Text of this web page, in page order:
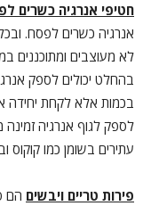
חטיפי אנרגיה כשרים
אנרגיה כשרים לפסח.
לא מעוצבים ומתוכננים
בהחלט יכולים לספק
בכמות אלא לקחת יחידה
לספק לגוף אנרגיה זמינה
עתירים בשומן כמו קוקוס
פירות טריים ויבשים הם